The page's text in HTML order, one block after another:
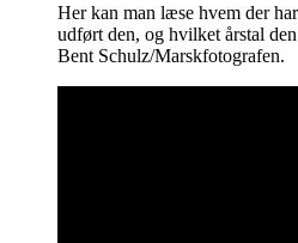
Her kan man læse hvem der
udført den, og hvilket årstal
Bent Schulz/Marskfotografen.